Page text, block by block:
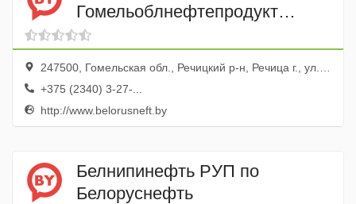
Гомельоблнефтепродукт
Речицкий товарный участок
247500, Гомельская обл., Речицкий р-н, Речица г., ул. Чапаева, 101
+375 (2340) 3-27-...
http://www.belorusneft.by
Белнипинефть РУП по
Белоруснефть